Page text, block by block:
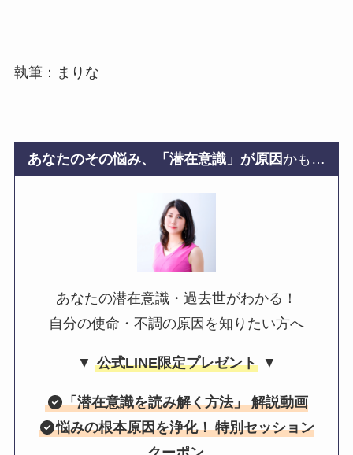
執筆：まりな
あなたのその悩み、「潜在意識」が原因 かも…
あなたの潜在意識・過去世がわかる！
自分の使命・不調の原因を知りたい方へ
▼ 公式LINE限定プレゼント▼
「潜在意識を読み解く方法」 解説動画
悩みの根本原因を浄化！ 特別セッション